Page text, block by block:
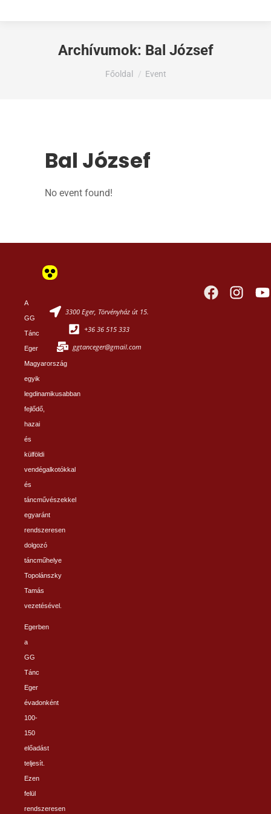
Archívumok: Bal József
Ön itt van:
Főoldal Event
Bal József
No event found!
A
GG
Tánc
Eger
Magyarország
egyik
legdinamikusabban
fejlődő,
hazai
és
külföldi
vendégalkotókkal
és
táncművészekkel
egyaránt
rendszeresen
dolgozó
táncműhelye
Topolánszky
Tamás
vezetésével.
Egerben
a
GG
Tánc
Eger
évadonként
100-
150
előadást
teljesít.
Ezen
felül
rendszeresen
3300 Eger, Törvényház út 15.
+36 36 515 333
ggtanceger@gmail.com